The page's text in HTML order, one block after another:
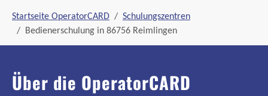
Startseite OperatorCARD
Schulungszentren
Bedienerschulung in 86756 Reimlingen
Über die OperatorCARD